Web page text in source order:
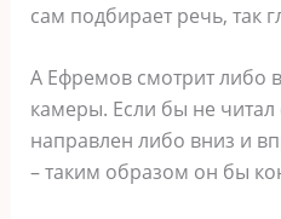
сам подбирает речь, так
А Ефремов смотрит либо
камеры. Если бы не читал
направлен либо вниз и
– таким образом он бы